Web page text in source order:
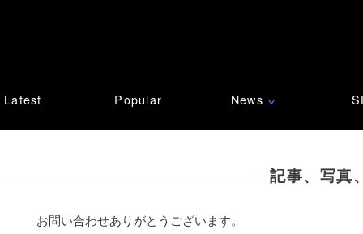
Latest Popular News ∨
記事、写真
お問い合わせありがとうございます。